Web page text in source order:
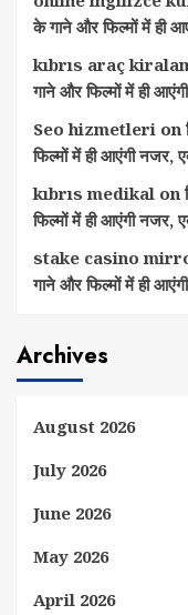
के गाने और फिल्मों में ही
kıbrıs araç
गाने और फिल्मों में ही
Seo hizmetleri on
फिल्मों में ही आएंगी नजर,
kıbrıs medikal on
फिल्मों में ही आएंगी नजर,
stake casino
गाने और फिल्मों में ही
Archives
August 2026
July 2026
June 2026
May 2026
April 2026